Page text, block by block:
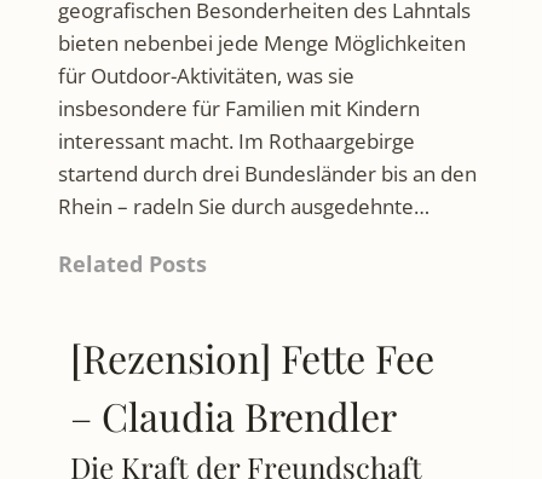
geografischen Besonderheiten des Lahntals
bieten nebenbei jede Menge Möglichkeiten
für Outdoor-Aktivitäten, was sie
insbesondere für Familien mit Kindern
interessant macht. Im Rothaargebirge
startend durch drei Bundesländer bis an den
Rhein – radeln Sie durch ausgedehnte…
Related Posts
[Rezension] Fette Fee
– Claudia Brendler
Die Kraft der Freundschaft